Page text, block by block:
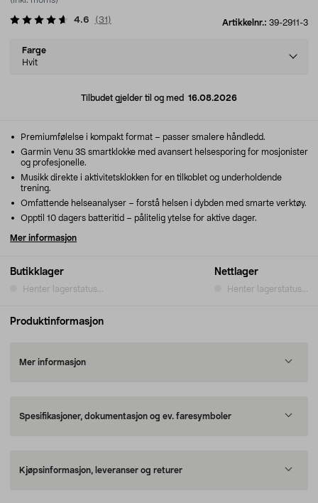
Artikkelnr.: 39-2911-3
4.6 (31 )
Select
variant
Farge
Hvit
Tilbudet gjelder til og med 16.08.2026
Butikklager
Henter lagerstatus...
Nettlager
Henter lagerstatus...
Premiumfølelse i kompakt format – passer smalere håndledd.
Garmin Venu 3S smartklokke med avansert helsesporing for mosjonister
og profesjonelle.
Musikk direkte i aktivitetsklokken for en tilkoblet og underholdende
trening.
Omfattende helseanalyser – forstå helsen i dybden med smarte verktøy.
Opptil 10 dagers batteritid – pålitelig ytelse for aktive dager.
Mer informasjon
Produktinformasjon
Mer informasjon
Spesifikasjoner, dokumentasjon og ev. faresymboler
Kjøpsinformasjon, leveranser og returer